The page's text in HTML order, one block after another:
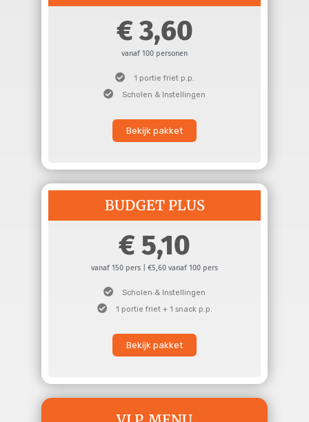
3,60
vanaf 100 personen
1 portie friet p.p.
Scholen & Instellingen
Bekijk pakket
BUDGET PLUS
5,10
vanaf 150 pers | €5,60 vanaf 100 pers
Scholen & Instellingen
1 portie friet + 1 snack p.p.
Bekijk pakket